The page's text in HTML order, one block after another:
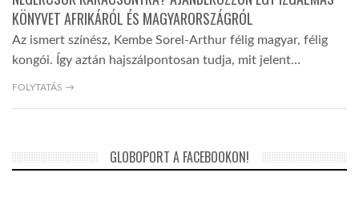
TROPICALMAGAZIN
KÖNYVET AFRIKÁRÓL ÉS MAGYARORSZÁGRÓL
Az ismert színész, Kembe Sorel-Arthur félig magyar, félig
kongói. Így aztán hajszálpontosan tudja, mit jelent…
FOLYTATÁS →
GLOBOPORT A FACEBOOKON!